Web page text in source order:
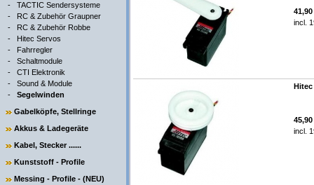
- TACTIC Sendersysteme
- RC & Zubehör Graupner
- RC & Zubehör Robbe
- Hitec Servos
- Fahrregler
- Schaltmodule
- CTI Elektronik
- Sound & Module
- Segelwinden
Gabelköpfe, Stellringe
Akkus & Ladegeräte
Kabel, Stecker ......
Kunststoff - Profile
Messing - Profile - (NEU)
incl.
Hitec
incl.